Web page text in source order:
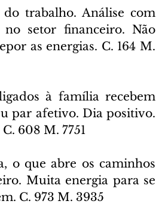
trabalho. Análise com
setor financeiro. Não
as energias. C. 164 M.
à família recebem
par afetivo. Dia positivo.
608 M. 7751
o que abre os caminhos
Muita energia para se
C. 973 M. 3935